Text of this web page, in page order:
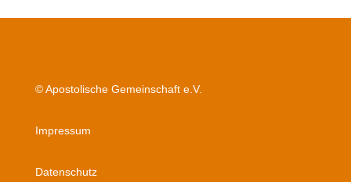
© Apostolische Gemeinschaft e.V.
Impressum
Datenschutz